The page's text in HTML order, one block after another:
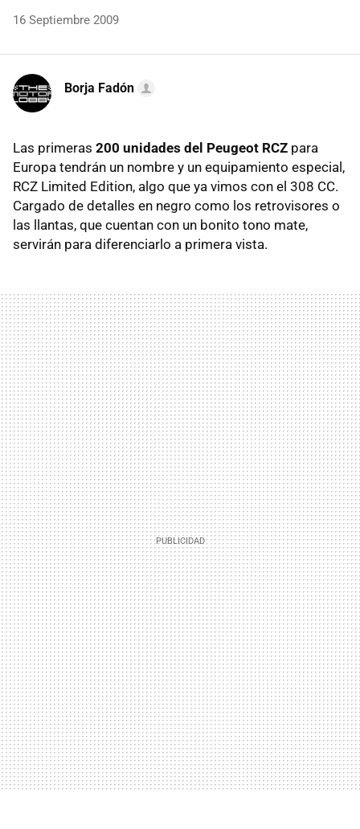
16 Septiembre 2009
Borja Fadón
Las primeras 200 unidades del Peugeot RCZ para
Europa tendrán un nombre y un equipamiento especial,
RCZ Limited Edition, algo que ya vimos con el 308 CC.
Cargado de detalles en negro como los retrovisores o
las llantas, que cuentan con un bonito tono mate,
servirán para diferenciarlo a primera vista.